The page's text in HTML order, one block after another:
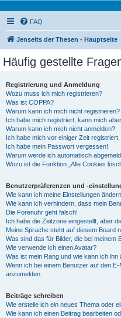
FAQ
Jenseits der Thesen - Hauptseite
Häufig gestellte
Registrierung und Anmeldung
Wozu muss ich mich registrieren?
Was ist COPPA?
Warum kann ich mich nicht registrieren?
Ich habe mich registriert, kann mich
Warum kann ich mich nicht anmelden?
Ich habe mich vor einiger Zeit
Ich habe mein Passwort vergessen!
Warum werde ich automatisch
Wozu ist die Funktion „Alle Cookies
Benutzerpräferenzen und -
Wie kann ich meine Einstellungen
Wie kann ich verhindern, dass mein
Die Forenuhr geht falsch!
Ich habe die Zeitzone eingestellt, aber
Meine Sprache steht auf diesem Board
Was sind das für Bilder, die bei meinem
Wie verwende ich einen Avatar?
Was ist mein Rang und wie kann ich ihn
Wenn ich bei einem Benutzer auf den
anzumelden.
Beiträge schreiben
Wie erstelle ich ein neues Thema oder
Wie kann ich einen Beitrag bearbeiten